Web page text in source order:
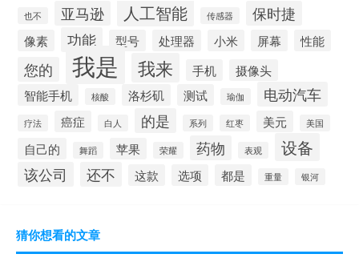
也不 亚马逊 人工智能 传感器 保时捷
像素 功能 型号 处理器 小米 屏幕 性能
您的 我是 我来 手机
摄像头
智能手机
核酸 洛杉矶 测试 瑜伽 电动汽车
疗法 癌症 白人 的是 系列 红枣 美元 美国
自己的 舞蹈 苹果 荣耀 药物 表观 设备
该公司 还不 这款 选项 都是 重量 银河
猜你想看的文章